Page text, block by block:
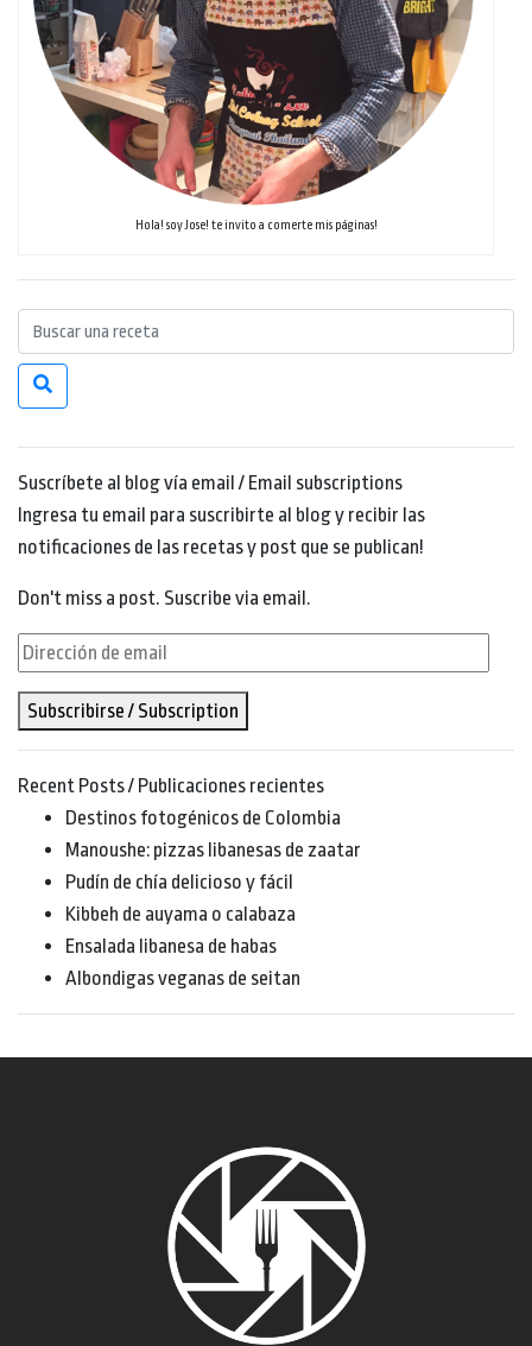
Hola! soy Jose! te invito a comerte mis páginas!
Suscríbete al blog vía email / Email subscriptions
Ingresa tu email para suscribirte al blog y recibir las
notificaciones de las recetas y post que se publican!
Don't miss a post. Suscribe via email.
Dirección
email
Subscribirse / Subscription
Recent Posts / Publicaciones recientes
Destinos fotogénicos de Colombia
Manoushe: pizzas libanesas de zaatar
Pudín de chía delicioso y fácil
Kibbeh de auyama o calabaza
Ensalada libanesa de habas
Albondigas veganas de seitan